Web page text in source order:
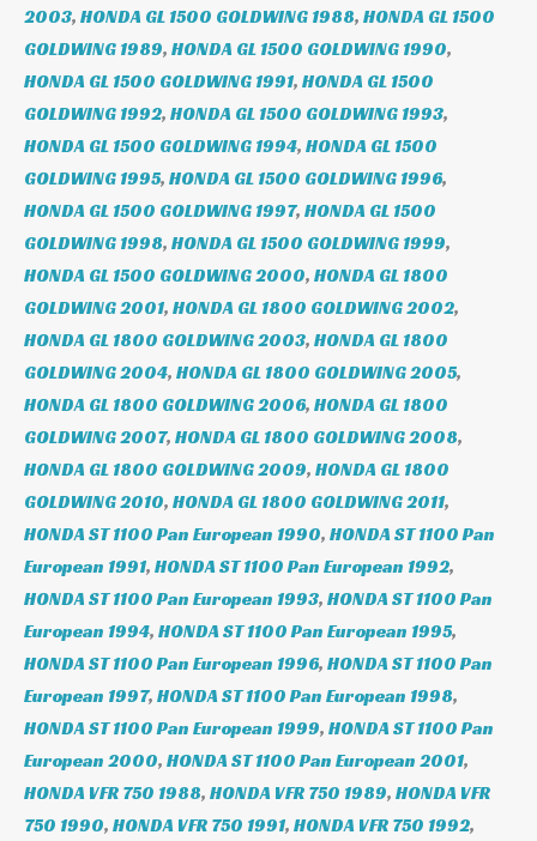
2003, HONDA GL 1500 GOLDWING 1988, HONDA GL 1500
GOLDWING 1989, HONDA GL 1500 GOLDWING 1990,
HONDA GL 1500 GOLDWING 1991, HONDA GL 1500
GOLDWING 1992, HONDA GL 1500 GOLDWING 1993,
HONDA GL 1500 GOLDWING 1994, HONDA GL 1500
GOLDWING 1995, HONDA GL 1500 GOLDWING 1996,
HONDA GL 1500 GOLDWING 1997, HONDA GL 1500
GOLDWING 1998, HONDA GL 1500 GOLDWING 1999,
HONDA GL 1500 GOLDWING 2000, HONDA GL 1800
GOLDWING 2001, HONDA GL 1800 GOLDWING 2002,
HONDA GL 1800 GOLDWING 2003, HONDA GL 1800
GOLDWING 2004, HONDA GL 1800 GOLDWING 2005,
HONDA GL 1800 GOLDWING 2006, HONDA GL 1800
GOLDWING 2007, HONDA GL 1800 GOLDWING 2008,
HONDA GL 1800 GOLDWING 2009, HONDA GL 1800
GOLDWING 2010, HONDA GL 1800 GOLDWING 2011,
HONDA ST 1100 Pan European 1990, HONDA ST 1100 Pan
European 1991, HONDA ST 1100 Pan European 1992,
HONDA ST 1100 Pan European 1993, HONDA ST 1100 Pan
European 1994, HONDA ST 1100 Pan European 1995,
HONDA ST 1100 Pan European 1996, HONDA ST 1100 Pan
European 1997, HONDA ST 1100 Pan European 1998,
HONDA ST 1100 Pan European 1999, HONDA ST 1100 Pan
European 2000, HONDA ST 1100 Pan European 2001,
HONDA VFR 750 1988, HONDA VFR 750 1989, HONDA VFR
750 1990, HONDA VFR 750 1991, HONDA VFR 750 1992,